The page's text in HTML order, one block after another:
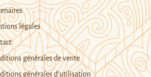
légales
générales de vente
générales d’utilisation